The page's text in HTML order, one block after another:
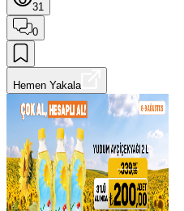
31
0
Hemen Yakala